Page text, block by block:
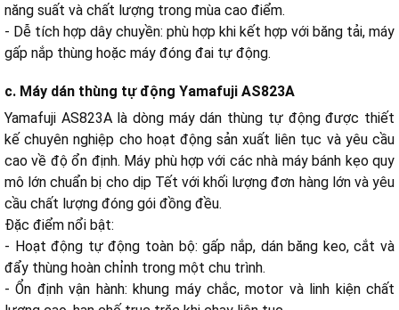
năng suất và chất lượng trong mùa cao điểm.
- Dễ tích hợp dây chuyền: phù hợp khi kết hợp với băng tải, máy
gấp nắp thùng hoặc máy đóng đai tự động.
c. Máy dán thùng tự động Yamafuji AS823A
Yamafuji AS823A là dòng máy dán thùng tự động được thiết
kế chuyên nghiệp cho hoạt động sản xuất liên tục và yêu cầu
cao về độ ổn định. Máy phù hợp với các nhà máy bánh kẹo quy
mô lớn chuẩn bị cho dịp Tết với khối lượng đơn hàng lớn và yêu
cầu chất lượng đóng gói đồng đều.
Đặc điểm nổi bật:
- Hoạt động tự động toàn bộ: gấp nắp, dán băng keo, cắt và
đẩy thùng hoàn chỉnh trong một chu trình.
- Ổn định vận hành: khung máy chắc, motor và linh kiện chất